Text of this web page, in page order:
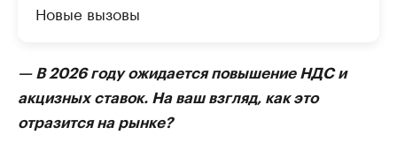
Новые вызовы
— В 2026 году ожидается повышение НДС и
акцизных ставок. На ваш взгляд, как это
отразится на рынке?